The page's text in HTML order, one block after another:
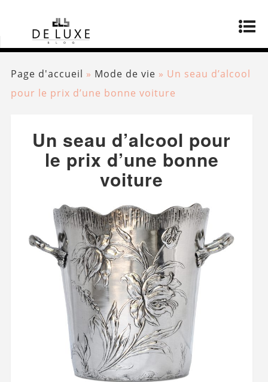
Page d'accueil » Mode de vie » Un seau d’alcool
pour le prix d’une bonne voiture
Un seau d’alcool pour
le prix d’une bonne
voiture